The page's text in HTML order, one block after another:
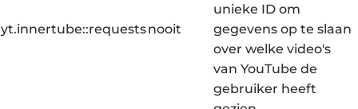
yt.innertube::requestsnooit
unieke ID om
gegevens op te slaan
over welke video's
van YouTube de
gebruiker heeft